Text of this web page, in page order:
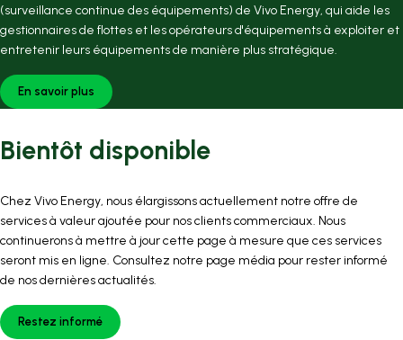
(surveillance continue des équipements) de Vivo Energy, qui aide les
gestionnaires de flottes et les opérateurs d'équipements à exploiter et
entretenir leurs équipements de manière plus stratégique.
En savoir plus
Bientôt disponible
Chez Vivo Energy, nous élargissons actuellement notre offre de
services à valeur ajoutée pour nos clients commerciaux. Nous
continuerons à mettre à jour cette page à mesure que ces services
seront mis en ligne. Consultez notre page média pour rester informé
de nos dernières actualités.
Restez informé